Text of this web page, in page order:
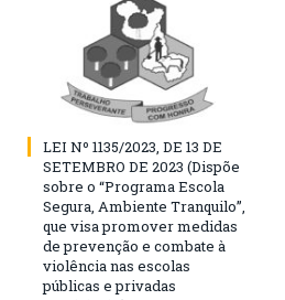
LEI Nº 1135/2023, DE 13 DE
SETEMBRO DE 2023 (Dispõe
sobre o “Programa Escola
Segura, Ambiente Tranquilo”,
que visa promover medidas
de prevenção e combate à
violência nas escolas
públicas e privadas